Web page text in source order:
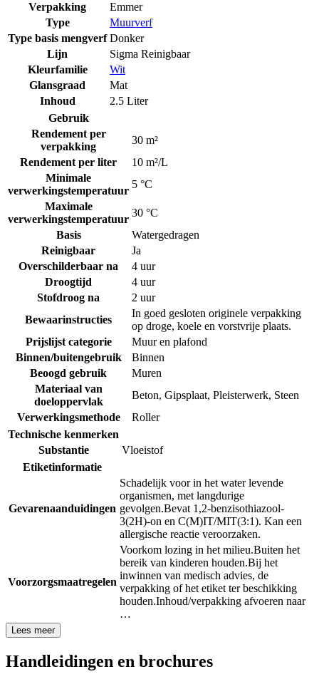
Verpakking
Emmer
Type
Muurverf
Type basis mengverf Donker
Lijn
Sigma Reinigbaar
Kleurfamilie
Wit
Glansgraad
Mat
Inhoud
2.5 Liter
Gebruik
Rendement per
verpakking
30 m²
Rendement per liter
10 m²/L
Minimale
verwerkingstemperatuur
5 °C
Maximale
verwerkingstemperatuur
30 °C
Basis
Watergedragen
Reinigbaar
Ja
Overschilderbaar na
4 uur
Droogtijd
4 uur
Stofdroog na
2 uur
Bewaarinstructies
In goed gesloten originele verpakking
op droge, koele en vorstvrije plaats.
Prijslijst categorie
Muur en plafond
Binnen/buitengebruik
Binnen
Beoogd gebruik
Muren
Materiaal van
doeloppervlak
Beton, Gipsplaat, Pleisterwerk, Steen
Verwerkingsmethode
Roller
Technische kenmerken
Substantie
Vloeistof
Etiketinformatie
Gevarenaanduidingen
Schadelijk voor in het water levende
organismen, met langdurige
gevolgen.Bevat 1,2-benzisothiazool-
3(2H)-on en C(M)IT/MIT(3:1). Kan een
allergische reactie veroorzaken.
Voorzorgsmaatregelen
Voorkom lozing in het milieu.Buiten het
bereik van kinderen houden.Bij het
inwinnen van medisch advies, de
verpakking of het etiket ter beschikking
houden.Inhoud/verpakking afvoeren naar
…
Lees meer
Handleidingen en brochures